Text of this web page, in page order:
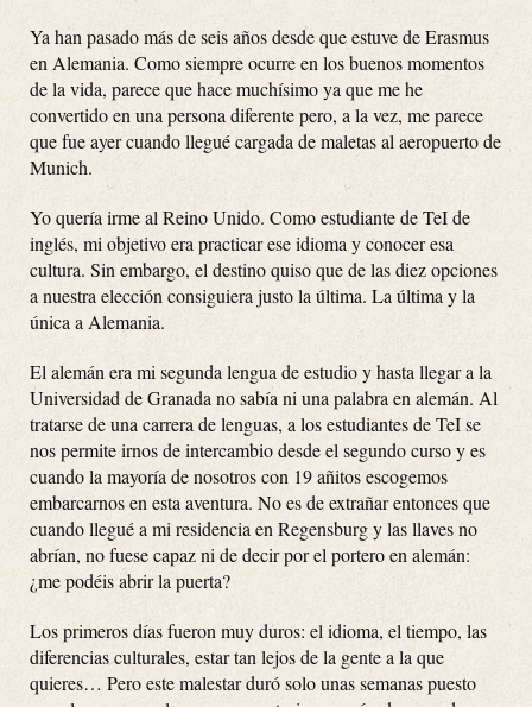
Ya han pasado más de seis años desde que estuve de Erasmus
en Alemania. Como siempre ocurre en los buenos momentos
de la vida, parece que hace muchísimo ya que me he
convertido en una persona diferente pero, a la vez, me parece
que fue ayer cuando llegué cargada de maletas al aeropuerto de
Munich.
Yo quería irme al Reino Unido. Como estudiante de TeI de
inglés, mi objetivo era practicar ese idioma y conocer esa
cultura. Sin embargo, el destino quiso que de las diez opciones
a nuestra elección consiguiera justo la última. La última y la
única a Alemania.
El alemán era mi segunda lengua de estudio y hasta llegar a la
Universidad de Granada no sabía ni una palabra en alemán. Al
tratarse de una carrera de lenguas, a los estudiantes de TeI se
nos permite irnos de intercambio desde el segundo curso y es
cuando la mayoría de nosotros con 19 añitos escogemos
embarcarnos en esta aventura. No es de extrañar entonces que
cuando llegué a mi residencia en Regensburg y las llaves no
abrían, no fuese capaz ni de decir por el portero en alemán:
¿me podéis abrir la puerta?
Los primeros días fueron muy duros: el idioma, el tiempo, las
diferencias culturales, estar tan lejos de la gente a la que
quieres… Pero este malestar duró solo unas semanas puesto